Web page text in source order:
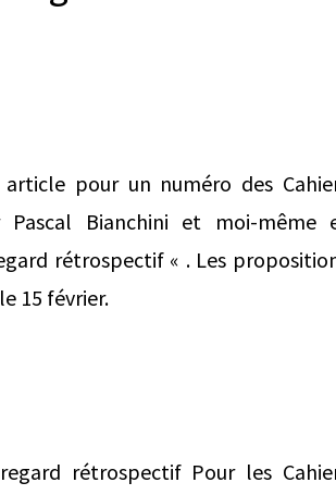
pour un numéro des
Pascal Bianchini et moi-même
rétrospectif « . Les
15 février.
rétrospectif Pour les